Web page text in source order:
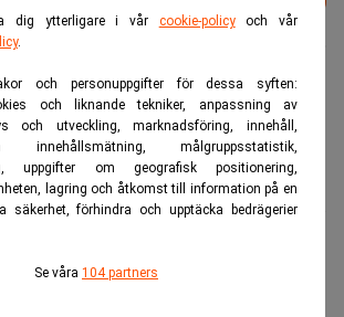
dig ytterligare i vår cookie-policyoch vår
.
och personuppgifter för dessa syften:
och liknande tekniker, anpassning av
och utveckling, marknadsföring, innehåll,
målgruppsstatistik,
uppgifter om geografisk positionering,
lagring och åtkomst till information på en
säkerhet, förhindra och upptäcka bedrägerier
Se våra 104 partners
jobben